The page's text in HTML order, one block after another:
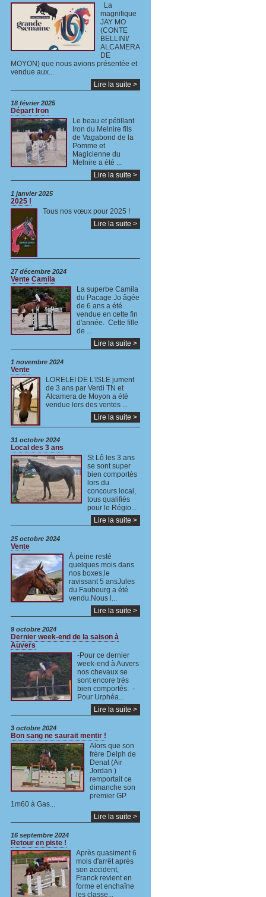
La
magnifique
JAY MO
(CONTE
BELLINI/
ALCAMERA
DE
MOYON) que nous avions présentée et
vendue aux...
Lire la suite >
18 février 2025
Départ Iron
Le beau et pétillant
Iron du Melnire fils
de Vagabond de la
Pomme et
Magicienne du
Melnire a été ...
Lire la suite >
1 janvier 2025
2025 !
Tous nos vœux pour 2025 !
Lire la suite >
27 décembre 2024
Vente Camila
La superbe Camila
du Pacage Jo âgée
de 6 ans a été
vendue en cette fin
d'année. Cette fille
de ...
Lire la suite >
1 novembre 2024
Vente
LORELEI DE L’ISLE jument
de 3 ans par Verdi TN et
Alcamera de Moyon a été
vendue lors des ventes ...
Lire la suite >
31 octobre 2024
Local des 3 ans
St Lô les 3 ans
se sont super
bien comportés
lors du
concours local,
tous qualifiés
pour le Régio...
Lire la suite >
25 octobre 2024
Vente
À peine resté
quelques mois dans
nos boxes,le
ravissant 5 ansJules
du Faubourg a été
vendu.Nous l...
Lire la suite >
9 octobre 2024
Dernier week-end de la saison à
Auvers
-Pour ce dernier
week-end à Auvers
nos chevaux se
sont encore très
bien comportés. -
Pour Urphéa...
Lire la suite >
3 octobre 2024
Bon sang ne saurait mentir !
Alors que son
frère Delph de
Denat (Air
Jordan )
remportait ce
dimanche son
premier GP
1m60 à Gas...
Lire la suite >
16 septembre 2024
Retour en piste !
Après quasiment 6
mois d'arrêt après
son accident,
Franck revient en
forme et enchaîne
les classe...